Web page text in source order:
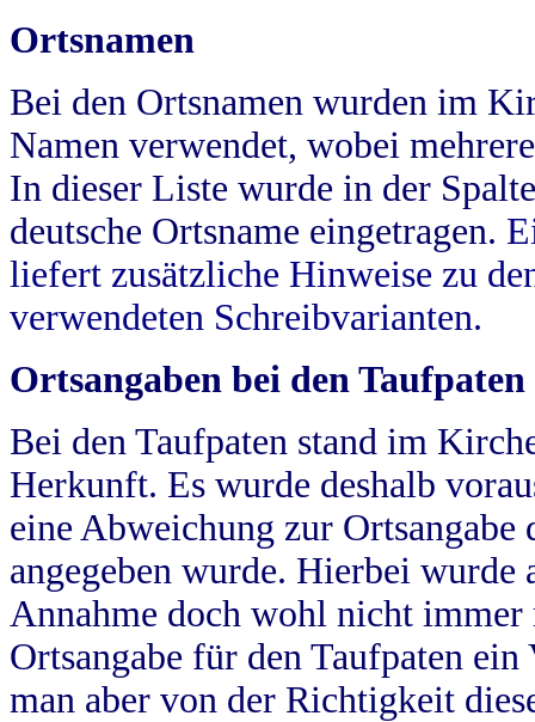
Ortsnamen
Bei den Ortsnamen wurden im
Namen verwendet, wobei
In dieser Liste wurde in der
deutsche Ortsname eingetragen.
liefert zusätzliche Hinweise zu
verwendeten Schreibvarianten.
Ortsangaben bei den Taufpaten
Bei den Taufpaten stand im
Herkunft. Es wurde deshalb
eine Abweichung zur
angegeben wurde. Hierbei wurde
Annahme doch wohl nicht
Ortsangabe für den Taufpaten
man aber von der Richtigkeit